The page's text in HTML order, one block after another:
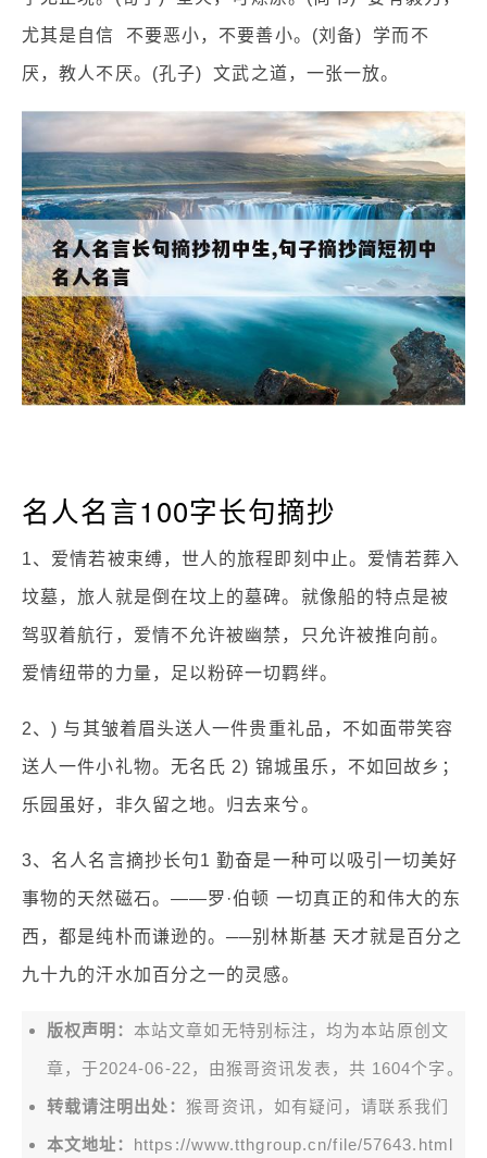
尤其是自信 不要恶小，不要善小。(刘备) 学而不
厌，教人不厌。(孔子) 文武之道，一张一放。
名人名言100字长句摘抄
1、爱情若被束缚，世人的旅程即刻中止。爱情若葬入
坟墓，旅人就是倒在坟上的墓碑。就像船的特点是被
驾驭着航行，爱情不允许被幽禁，只允许被推向前。
爱情纽带的力量，足以粉碎一切羁绊。
2、) 与其皱着眉头送人一件贵重礼品，不如面带笑容
送人一件小礼物。无名氏 2) 锦城虽乐，不如回故乡；
乐园虽好，非久留之地。归去来兮。
3、名人名言摘抄长句1 勤奋是一种可以吸引一切美好
事物的天然磁石。——罗·伯顿 一切真正的和伟大的东
西，都是纯朴而谦逊的。──别林斯基 天才就是百分之
九十九的汗水加百分之一的灵感。
版权声明： 本站文章如无特别标注，均为本站原创文
章，于2024-06-22，由猴哥资讯 发表，共 1604个字。
转载请注明出处：猴哥资讯，如有疑问，请联系我们
本文地址： https://www.tthgroup.cn/file/57643.html